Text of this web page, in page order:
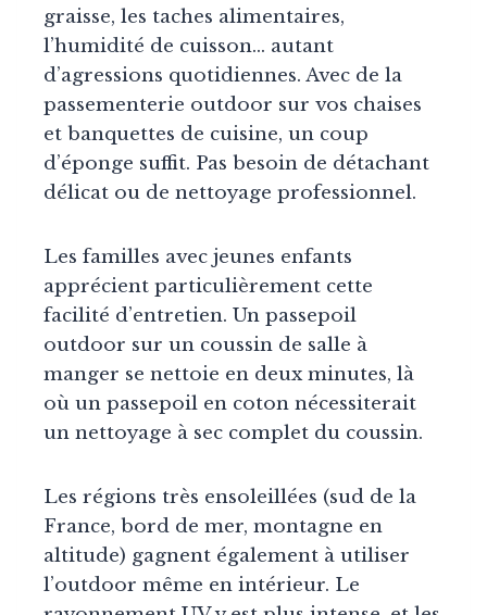
graisse, les taches alimentaires,
l’humidité de cuisson… autant
d’agressions quotidiennes. Avec de la
passementerie outdoor sur vos chaises
et banquettes de cuisine, un coup
d’éponge suffit. Pas besoin de détachant
délicat ou de nettoyage professionnel.
Les familles avec jeunes enfants
apprécient particulièrement cette
facilité d’entretien. Un passepoil
outdoor sur un coussin de salle à
manger se nettoie en deux minutes, là
où un passepoil en coton nécessiterait
un nettoyage à sec complet du coussin.
Les régions très ensoleillées (sud de la
France, bord de mer, montagne en
altitude) gagnent également à utiliser
l’outdoor même en intérieur. Le